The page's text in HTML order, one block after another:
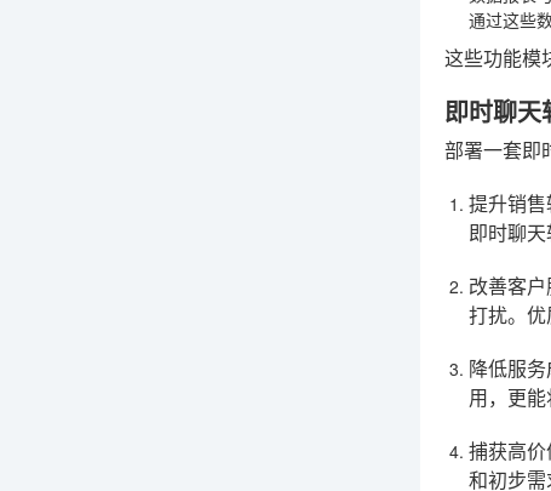
通过这些
这些功能模
即时聊天
部署一套即
提升销售
即时聊
改善客
打扰。优
降低服
用，更
捕获高价
和初步需